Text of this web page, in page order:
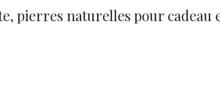
pierres naturelles pour cadeau